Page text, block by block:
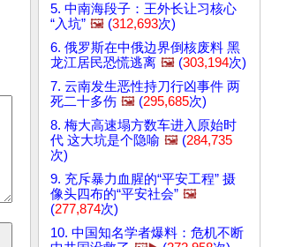
5. 中南海段子：王外长让习核心
“入坑” 🖼️ (312,693次)
6. 俄罗斯在中俄边界倒核废料 黑
龙江居民恐慌逃离 🖼️ (303,194次)
7. 云南发生恶性持刀行凶事件 两
死二十多伤 🖼️ (295,685次)
8. 梅大高速塌方数车进入原始时
代 这大坑是个隐喻 🖼️ (284,735
次)
9. 充斥暴力血腥的“平安工程” 摄
像头四布的“平安社会” 🖼️
(277,874次)
10. 中国知名学者爆料：危机不断